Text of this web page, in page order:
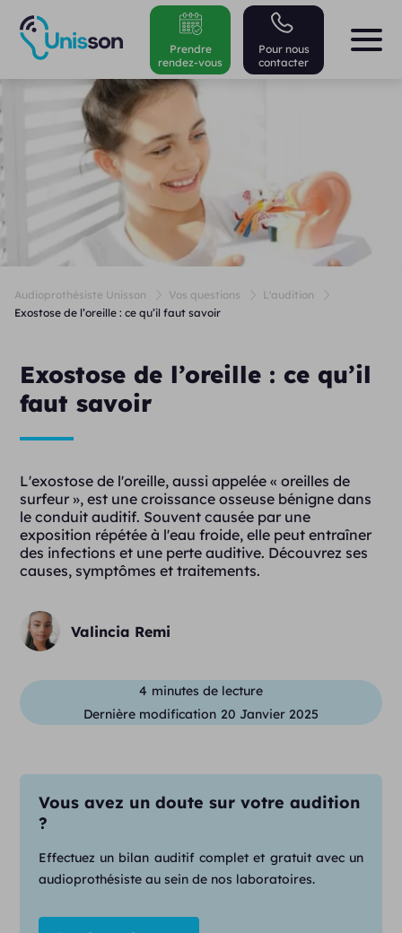
Pour nous
contacter
Prendre
rendez-vous
Audioprothésiste Unisson Vos questions
L'audition
Exostose de l’oreille : ce qu’il faut savoir
Exostose de l’oreille : ce qu’il
faut savoir
L'exostose de l'oreille, aussi appelée « oreilles de
surfeur », est une croissance osseuse bénigne dans
le conduit auditif. Souvent causée par une
exposition répétée à l'eau froide, elle peut entraîner
des infections et une perte auditive. Découvrez ses
causes, symptômes et traitements.
Valincia Remi
4 minutes de lecture
Dernière modification 20 Janvier 2025
Vous avez un doute sur votre audition
?
Effectuez un bilan auditif complet et gratuit avec un
audioprothésiste au sein de nos laboratoires.